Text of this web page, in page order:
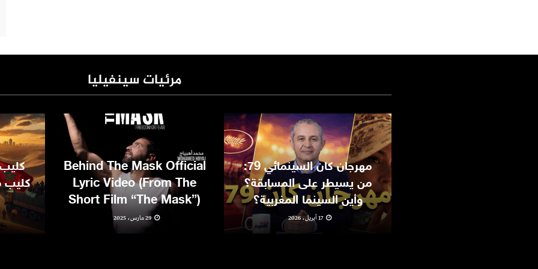
مرئيات سينفيليا
مهرجان كان السينمائي 79:
من يسيطر على المسابقة؟
وأين السينما المغربية؟
17 أبريل، 2026
Behind The Mask Official
Lyric Video (From The
Short Film “The Mask”)
29 مارس، 2025
كليب